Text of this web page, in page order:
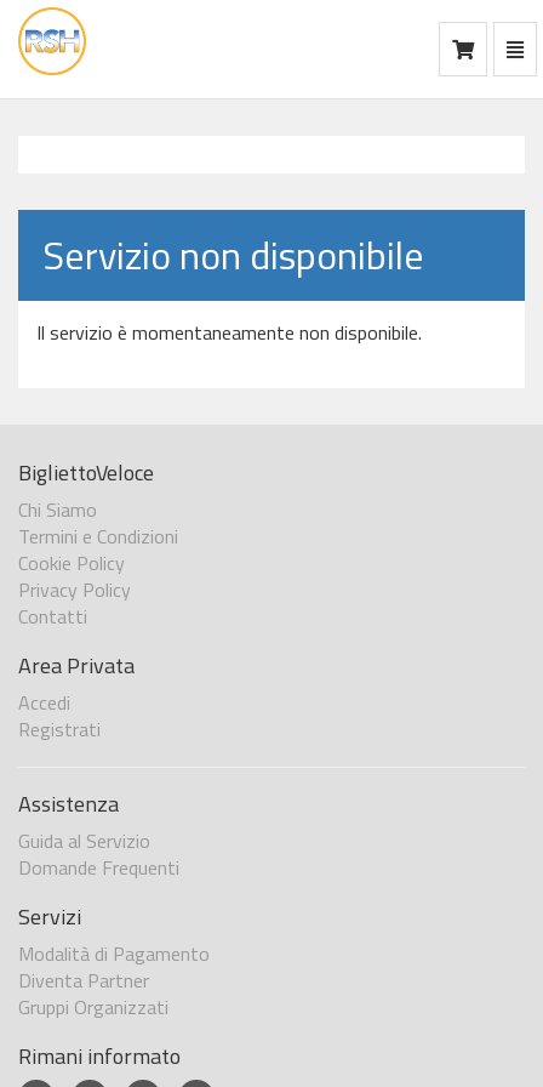
vai
alla
Servizio non disponibile
Il servizio è momentaneamente non disponibile.
BigliettoVeloce
Chi Siamo
Termini e Condizioni
Cookie Policy
Privacy Policy
Contatti
Area Privata
Accedi
Registrati
Assistenza
Guida al Servizio
Domande Frequenti
Servizi
Modalità di Pagamento
Diventa Partner
Gruppi Organizzati
Rimani informato